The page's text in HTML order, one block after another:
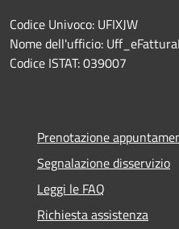
Codice Univoco: UFIXJW
Nome dell'ufficio:
Codice ISTAT: 039007
Prenotazione
Segnalazione disservizio
Leggi le FAQ
Richiesta assistenza